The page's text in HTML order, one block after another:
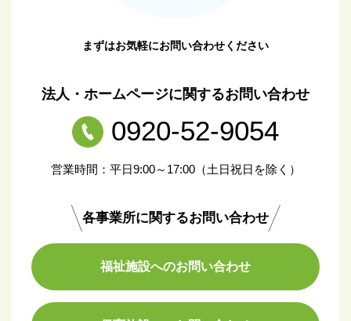
まずはお気軽にお問い合わせください
法人・ホームページに関するお問い合わせ
0920-52-9054
営業時間：平日9:00～17:00（土日祝日を除く）
各事業所に関するお問い合わせ
福祉施設へのお問い合わせ